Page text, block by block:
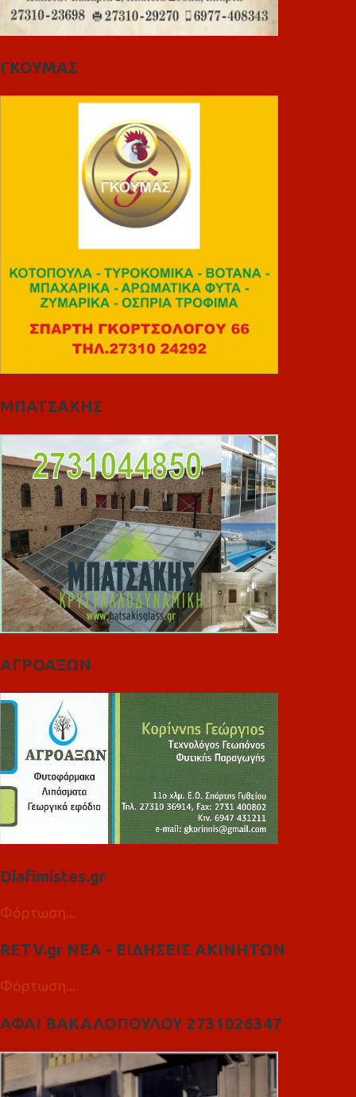
ΓΚΟΥΜΑΣ
ΜΠΑΤΣΑΚΗΣ
ΑΓΡΟΑΞΩΝ
Diafimistes.gr
Φόρτωση...
RETV.gr ΝΕΑ - ΕΙΔΗΣΕΙΣ ΑΚΙΝΗΤΩΝ
Φόρτωση...
ΑΦΑΙ ΒΑΚΑΛΟΠΟΥΛΟΥ 2731026347